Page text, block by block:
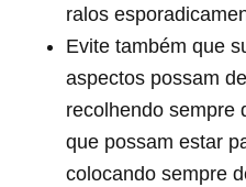
ralos
Evite também que
aspectos possam
recolhendo sempre
que possam estar
colocando sempre